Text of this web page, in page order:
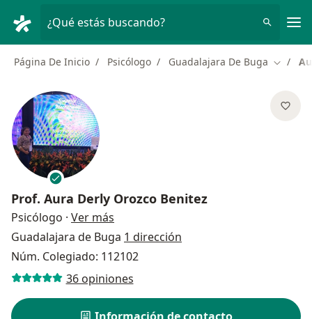
¿Qué estás buscando?
Página De Inicio Psicólogo Guadalajara De Buga
Prof. Aura Derly Orozco Benitez
Psicólogo · Ver más
Guadalajara de Buga 1 dirección
Núm. Colegiado: 112102
36 opiniones